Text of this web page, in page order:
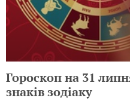
Гороскоп на 31
знаків зодіаку